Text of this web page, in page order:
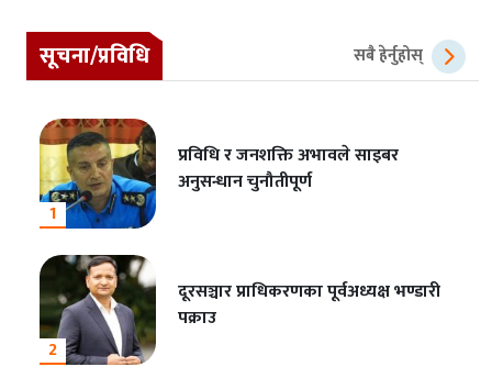
सूचना/प्रविधि सबै हेर्नुहोस्
1
प्रविधि र जनशक्ति अभावले साइबर
अनुसन्धान चुनौतीपूर्ण
2
दूरसञ्चार प्राधिकरणका पूर्वअध्यक्ष भण्डारी
पक्राउ